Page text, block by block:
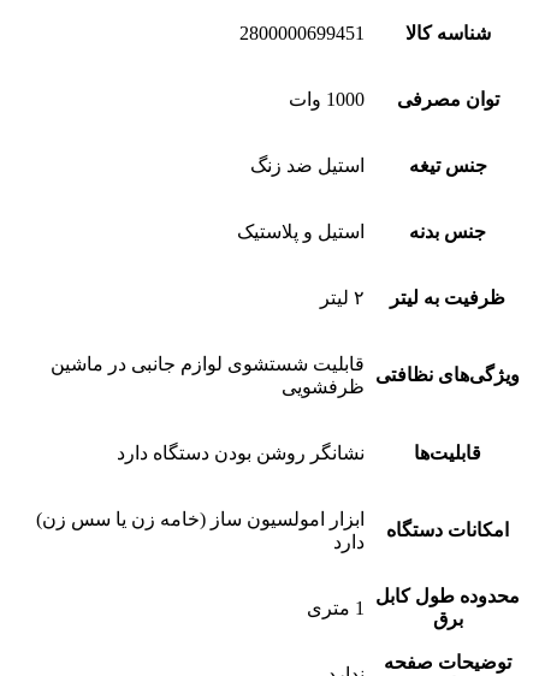
شناسه کالا 2800000699451
توان مصرفی 1000 وات
جنس تیغه استیل ضد زنگ
جنس بدنه استیل و پلاستیک
ظرفیت به لیتر ۲ لیتر
ویژگی‌های نظافتی
قابلیت شستشوی لوازم جانبی در ماشین
ظرفشویی
قابلیت‌ها نشانگر روشن بودن دستگاه دارد
امکانات دستگاه
ابزار امولسیون ساز (خامه زن یا سس زن)
دارد
محدوده طول کابل
برق
1 متری
توضیحات صفحه